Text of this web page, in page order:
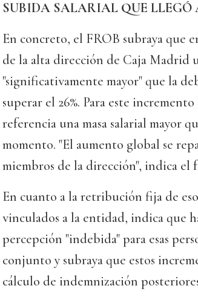
SUBIDA SALARIAL QUE LLEGÓ
En concreto, el FROB subraya que
de la alta dirección de Caja Madrid
"significativamente mayor" que la
superar el 26%. Para este
referencia una masa salarial mayor
momento. "El aumento global se
miembros de la dirección", indica el
En cuanto a la retribución fija de
vinculados a la entidad, indica que
percepción "indebida" para esas
conjunto y subraya que estos
cálculo de indemnización